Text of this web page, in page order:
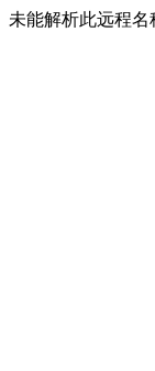
未能解析此远程名